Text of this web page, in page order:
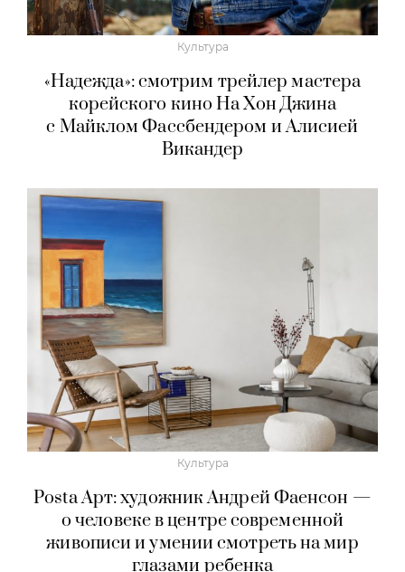
Культура
«Надежда»: смотрим трейлер мастера
корейского кино На Хон Джина
с Майклом Фассбендером и Алисией
Викандер
Культура
Posta Арт: художник Андрей Фаенсон —
о человеке в центре современной
живописи и умении смотреть на мир
глазами ребенка